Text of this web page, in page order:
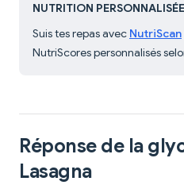
NUTRITION PERSONNALISÉE
Suis tes repas avec NutriScan
NutriScores personnalisés
Réponse de la
Lasagna